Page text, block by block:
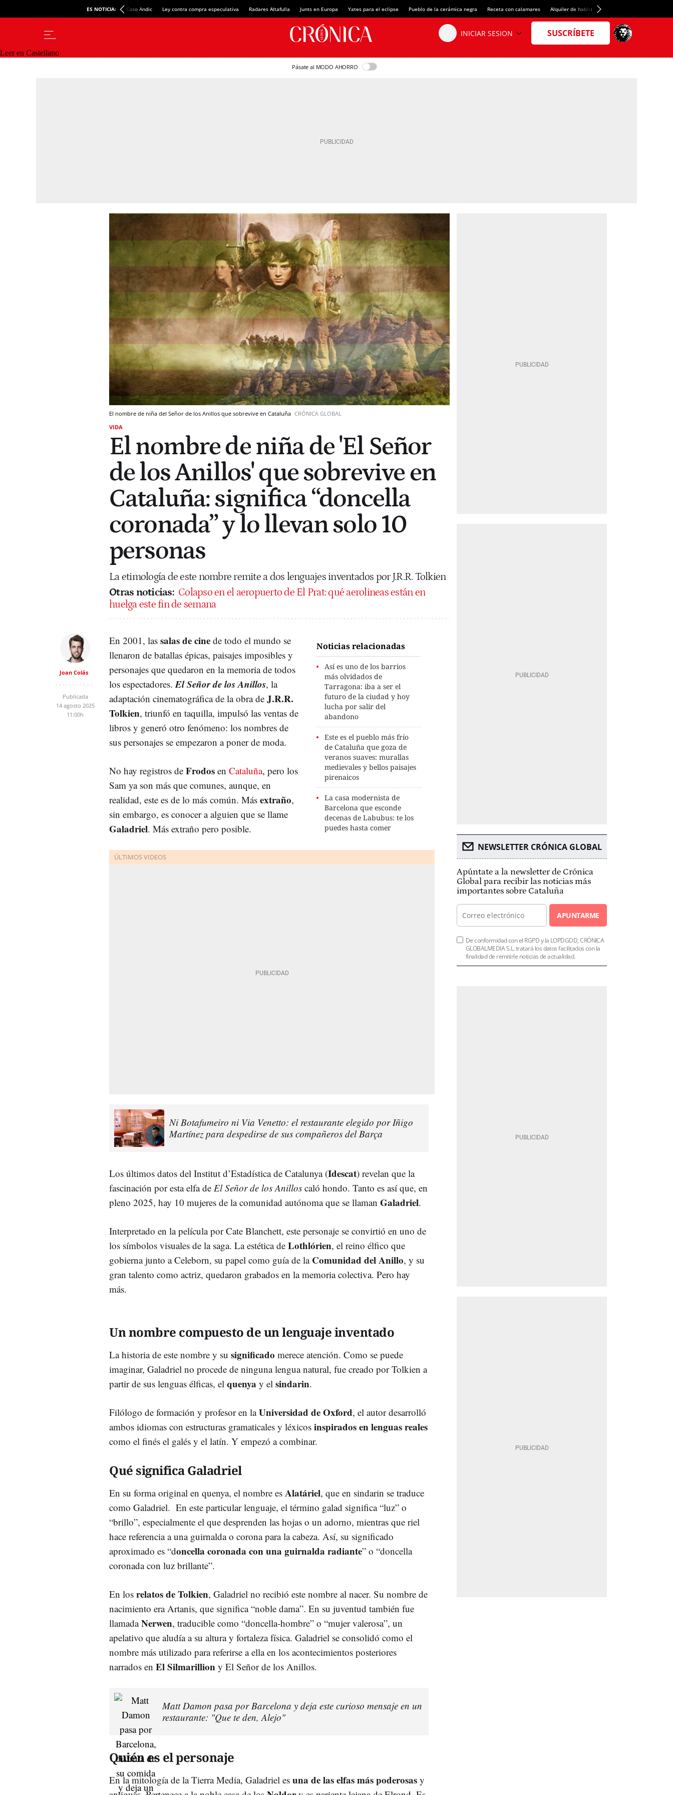
ES NOTICIA: Caso Andic Ley contra compra especulativa Radares Altafulla Junts en Europa Yates para el eclipse Pueblo de la cerámica negra Receta con calamares Alquiler de habitaciones en España
Leer en Castellano
Pásate al MODO AHORRO
El nombre de niña del Señor de los Anillos que sobrevive en Cataluña CRÓNICA GLOBAL
VIDA
El nombre de niña de 'El Señor
de los Anillos' que sobrevive en
Cataluña: significa “doncella
coronada” y lo llevan solo 10
personas
La etimología de este nombre remite a dos lenguajes inventados por J.R.R. Tolkien
Otras noticias: Colapso en el aeropuerto de El Prat: qué aerolineas están en
huelga este fin de semana
Joan Colás
Publicada
14 agosto 2025
11:00h
Noticias relacionadas
Así es uno de los barrios
más olvidados de
Tarragona: iba a ser el
futuro de la ciudad y hoy
lucha por salir del
abandono
Este es el pueblo más frío
de Cataluña que goza de
veranos suaves: murallas
medievales y bellos paisajes
pirenaicos
La casa modernista de
Barcelona que esconde
decenas de Labubus: te los
puedes hasta comer
En 2001, las salas de cine de todo el mundo se
llenaron de batallas épicas, paisajes imposibles y
personajes que quedaron en la memoria de todos
los espectadores. El Señor de los Anillos, la
adaptación cinematográfica de la obra de J.R.R.
Tolkien, triunfó en taquilla, impulsó las ventas de
libros y generó otro fenómeno: los nombres de
sus personajes se empezaron a poner de moda.
No hay registros de Frodos en Cataluña, pero los
Sam ya son más que comunes, aunque, en
realidad, este es de lo más común. Más extraño,
sin embargo, es conocer a alguien que se llame
Galadriel. Más extraño pero posible.
Ni Botafumeiro ni Via Venetto: el restaurante elegido por Iñigo
Martínez para despedirse de sus compañeros del Barça
Los últimos datos del Institut d’Estadística de Catalunya (Idescat) revelan que la
fascinación por esta elfa de El Señor de los Anillos caló hondo. Tanto es así que, en
pleno 2025, hay 10 mujeres de la comunidad autónoma que se llaman Galadriel.
Interpretado en la película por Cate Blanchett, este personaje se convirtió en uno de
los símbolos visuales de la saga. La estética de Lothlórien, el reino élfico que
gobierna junto a Celeborn, su papel como guía de la Comunidad del Anillo, y su
gran talento como actriz, quedaron grabados en la memoria colectiva. Pero hay
más.
Un nombre compuesto de un lenguaje inventado
La historia de este nombre y su significado merece atención. Como se puede
imaginar, Galadriel no procede de ninguna lengua natural, fue creado por Tolkien a
partir de sus lenguas élficas, el quenya y el sindarin.
Filólogo de formación y profesor en laUniversidad de Oxford, el autor desarrolló
ambos idiomas con estructuras gramaticales y léxicos inspirados en lenguas reales
como el finés el galés y el latín. Y empezó a combinar.
Qué significa Galadriel
En su forma original en quenya, el nombre es Alatáriel, que en sindarin se traduce
como Galadriel. En este particular lenguaje, el término galad significa “luz” o
“brillo”, especialmente el que desprenden las hojas o un adorno, mientras que riel
hace referencia a una guirnalda o corona para la cabeza. Así, su significado
aproximado es “doncella coronada con una guirnalda radiante” o “doncella
coronada con luz brillante”.
En los relatos de Tolkien, Galadriel no recibió este nombre al nacer. Su nombre de
nacimiento era Artanis, que significa “noble dama”. En su juventud también fue
llamadaNerwen, traducible como “doncella-hombre” o “mujer valerosa”, un
apelativo que aludía a su altura y fortaleza física. Galadriel se consolidó como el
nombre más utilizado para referirse a ella en los acontecimientos posteriores
narrados en El Silmarillion y El Señor de los Anillos.
Matt Damon pasa por Barcelona y deja este curioso mensaje en un
restaurante: "Que te den, Alejo"
Quién es el personaje
En la mitología de la Tierra Media, Galadriel es una de las elfas más poderosas y
NEWSLETTER CRÓNICA GLOBAL
Apúntate a la newsletter de Crónica
Global para recibir las noticias más
importantes sobre Cataluña
APUNTARME
De conformidad con el RGPD y la LOPDGDD, CRÓNICA
GLOBALMEDIA S.L. tratará los datos facilitados con la
finalidad de remitirle noticias de actualidad.